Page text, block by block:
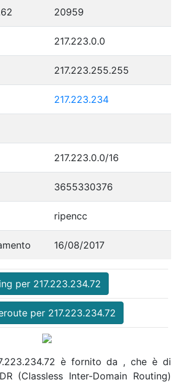
20959
217.223.0.0
217.223.255.255
217.223.234
217.223.0.0/16
3655330376
ripencc
16/08/2017
per 217.223.234.72
per 217.223.234.72
è fornito da , che è di
(Classless Inter-Domain Routing)